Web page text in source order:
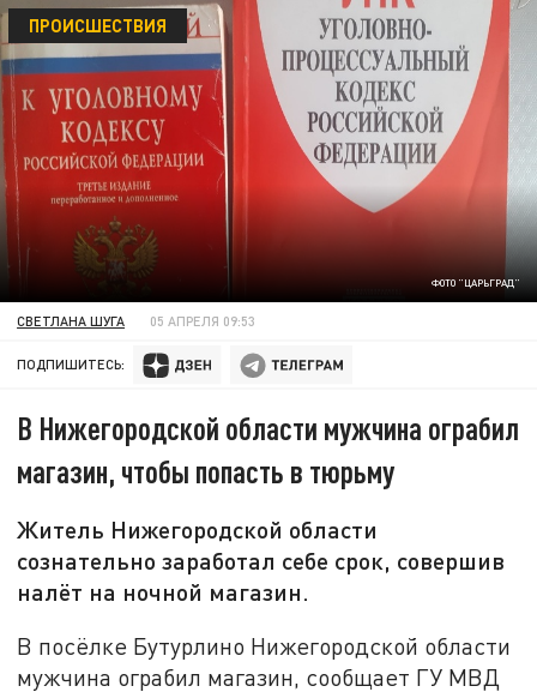
ФОТО "ЦАРЬГРАД"
ПРОИСШЕСТВИЯ
СВЕТЛАНА ШУГА 05 АПРЕЛЯ 09:53
ПОДПИШИТЕСЬ:
В Нижегородской области мужчина ограбил
магазин, чтобы попасть в тюрьму
Житель Нижегородской области
сознательно заработал себе срок, совершив
налёт на ночной магазин.
В посёлке Бутурлино Нижегородской области
мужчина ограбил магазин, сообщает ГУ МВД